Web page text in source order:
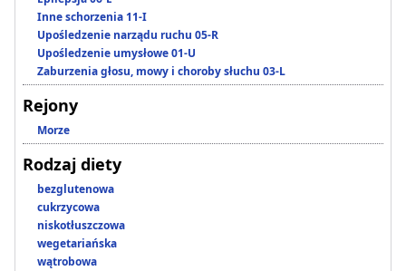
Inne schorzenia 11-I
Upośledzenie narządu ruchu 05-R
Upośledzenie umysłowe 01-U
Zaburzenia głosu, mowy i choroby słuchu 03-L
Rejony
Morze
Rodzaj diety
bezglutenowa
cukrzycowa
niskotłuszczowa
wegetariańska
wątrobowa